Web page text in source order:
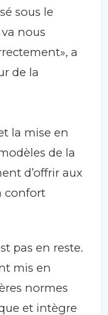
sous le
nous
a
de la
la mise en
de la
d’offrir aux
confort
pas en reste.
mis en
normes
et intègre